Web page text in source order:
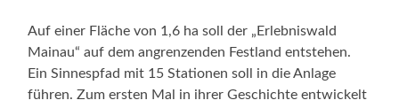
Auf einer Fläche von 1,6 ha soll der „Erlebniswald
Mainau“ auf dem angrenzenden Festland entstehen.
Ein Sinnespfad mit 15 Stationen soll in die Anlage
führen. Zum ersten Mal in ihrer Geschichte entwickelt